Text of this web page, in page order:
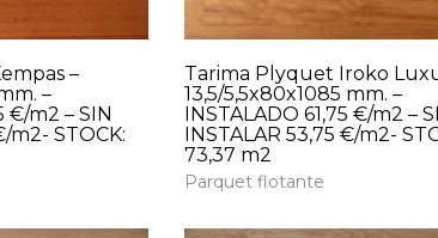
–
–
€/m2 – SIN
m2- STOCK:
Tarima Plyquet Iroko
13,5/5,5x80x1085 mm. –
INSTALADO 61,75 €/m2 –
INSTALAR 53,75 €/m2-
73,37 m2
Parquet flotante